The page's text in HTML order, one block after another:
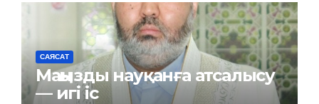
САЯСАТ
Маңызды науқанға атсалысу
— игі іс